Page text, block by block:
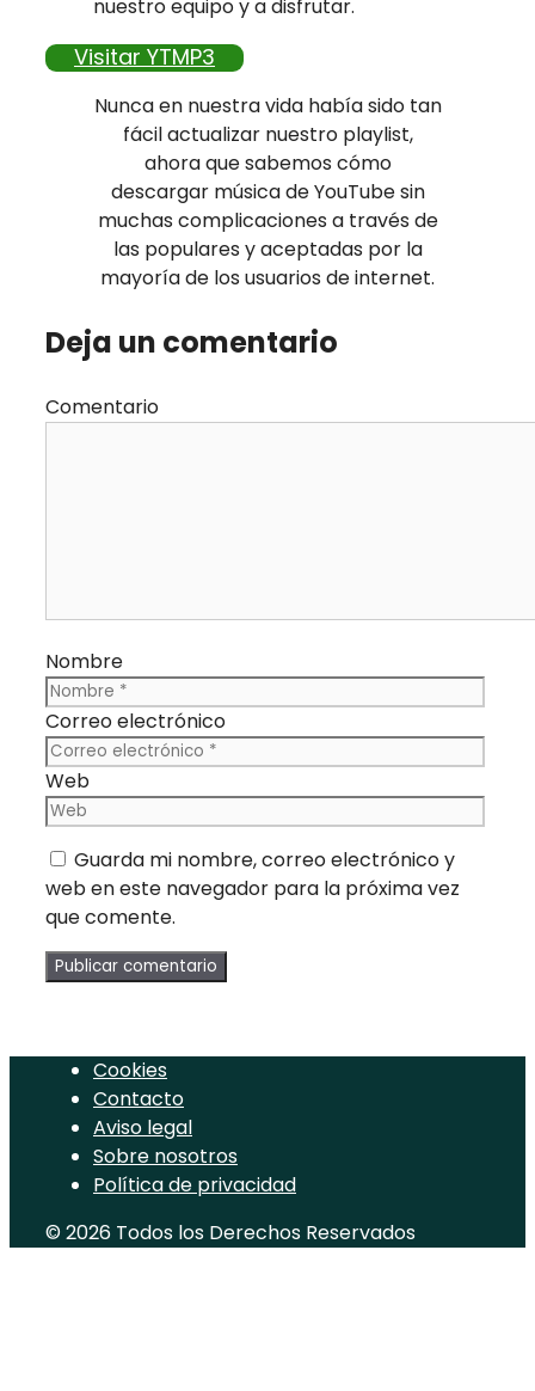
nuestro equipo y a disfrutar.
Visitar YTMP3
Nunca en nuestra vida había sido tan
fácil actualizar nuestro playlist,
ahora que sabemos cómo
descargar música de YouTube sin
muchas complicaciones a través de
las populares y aceptadas por la
mayoría de los usuarios de internet.
Deja un comentario
Comentario
Nombre
Correo electrónico
Web
Guarda mi nombre, correo electrónico y
web en este navegador para la próxima vez
que comente.
Cookies
Contacto
Aviso legal
Sobre nosotros
Política de privacidad
© 2026 Todos los Derechos Reservados